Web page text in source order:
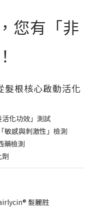
您有「非
髮根核心啟動活化
化功效」測試
敏感與刺激性」檢測
藥檢測
髮麗胜